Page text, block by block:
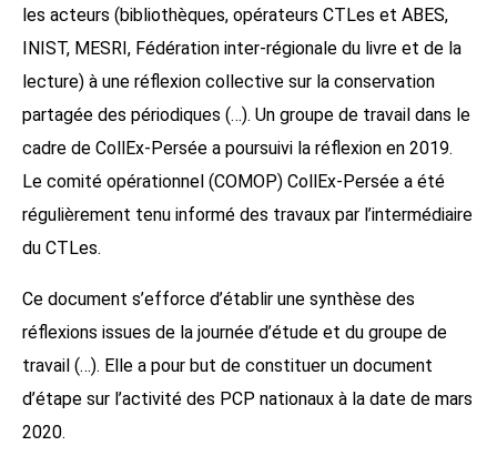
les acteurs (bibliothèques, opérateurs CTLes et ABES,
INIST, MESRI, Fédération inter-régionale du livre et de la
lecture) à une réflexion collective sur la conservation
partagée des périodiques (…). Un groupe de travail dans le
cadre de CollEx-Persée a poursuivi la réflexion en 2019.
Le comité opérationnel (COMOP) CollEx-Persée a été
régulièrement tenu informé des travaux par l’intermédiaire
du CTLes.
Ce document s’efforce d’établir une synthèse des
réflexions issues de la journée d’étude et du groupe de
travail (…). Elle a pour but de constituer un document
d’étape sur l’activité des PCP nationaux à la date de mars
2020.